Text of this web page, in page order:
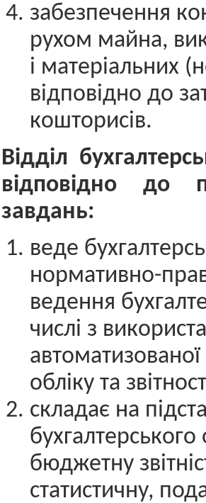
забезпечення
рухом майна,
і матеріальних
відповідно до
кошторисів.
Відділ
відповідно до
завдань:
веде
нормативно-
ведення
числі з
обліку та
складає на
бухгалтерського
бюджетну
статистичну,